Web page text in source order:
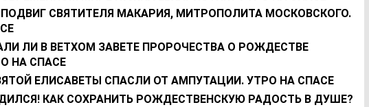
СВЯТИТЕЛЯ МАКАРИЯ, МИТРОПОЛИТА МОСКОВСКОГО.
ЛИ В ВЕТХОМ ЗАВЕТЕ ПРОРОЧЕСТВА О РОЖДЕСТВЕ
НА СПАСЕ
ЕЛИСАВЕТЫ СПАСЛИ ОТ АМПУТАЦИИ. УТРО НА СПАСЕ
КАК СОХРАНИТЬ РОЖДЕСТВЕНСКУЮ РАДОСТЬ В ДУШЕ?